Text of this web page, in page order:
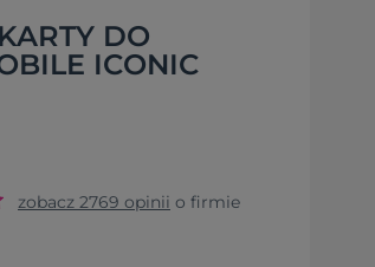
DO
ICONIC
zobacz 2769 opinii o firmie